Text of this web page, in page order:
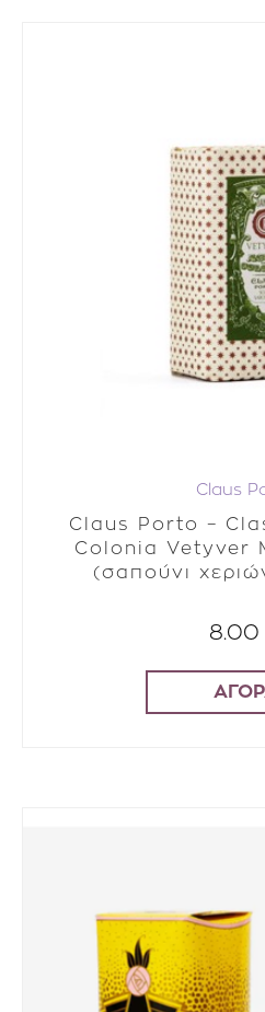
Claus
Claus Porto –
Colonia Vetyver
(σαπούνι
8.00